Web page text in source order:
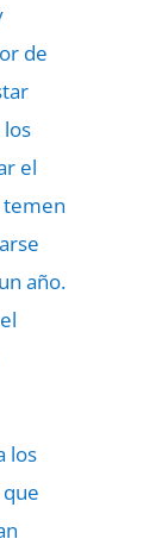
de
el
temen
año.
los